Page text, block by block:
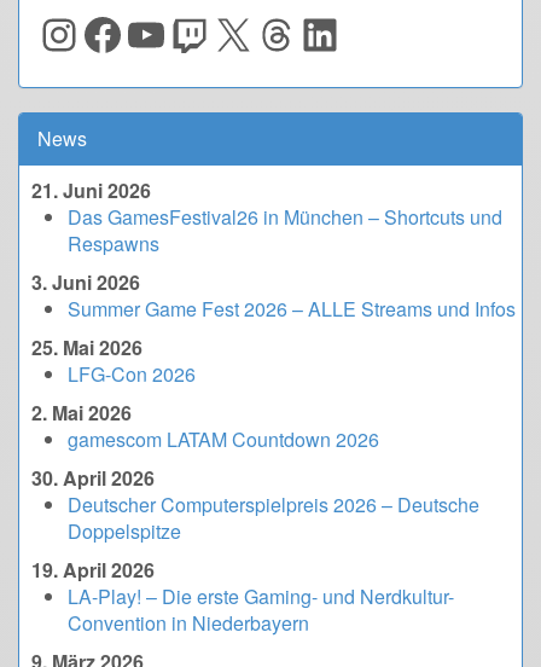
Instagram
Facebook
YouTube
Twitch
X Threads
LinkedIn
News
21. Juni 2026
Das GamesFestival26 in München – Shortcuts und
Respawns
3. Juni 2026
Summer Game Fest 2026 – ALLE Streams und Infos
25. Mai 2026
LFG-Con 2026
2. Mai 2026
gamescom LATAM Countdown 2026
30. April 2026
Deutscher Computerspielpreis 2026 – Deutsche
Doppelspitze
19. April 2026
LA-Play! – Die erste Gaming- und Nerdkultur-
Convention in Niederbayern
9. März 2026